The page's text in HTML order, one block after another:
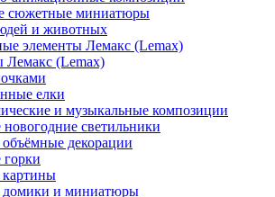
сюжетные миниатюры
и животных
элементы Лемакс (Lemax)
Лемакс (Lemax)
елки
и музыкальные композиции
светильники
декорации
картины
домики и миниатюры